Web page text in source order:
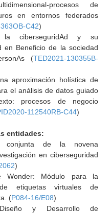
procesos de
en entornos federados
C42)
ciberseguridAd y su
en Beneficio de la sociedad
(TED2021-130355B-
aproximación holística de
el análisis de datos guiado
procesos de negocio
112540RB-C44)
entidades:
conjunta de la novena
en ciberseguridad
)
Wonder: Módulo para la
etiquetas virtuales de
(P084-16/E08)
Diseño y Desarrollo de